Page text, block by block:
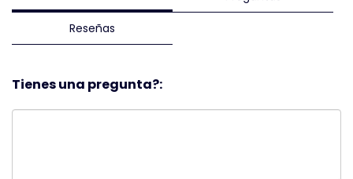
Reseñas
Tienes una pregunta?: